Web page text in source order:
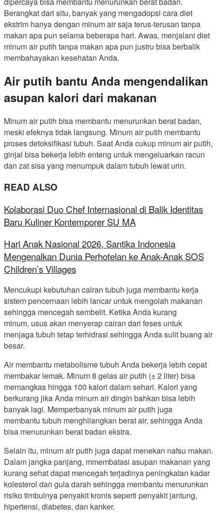
Berangkat dari situ, banyak yang mengadopsi cara diet
ekstrim hanya dengan minum air saja terus-terusan tanpa
makan apa pun selama beberapa hari. Awas, menjalani diet
minum air putih tanpa makan apa pun justru bisa berbalik
membahayakan kesehatan Anda.
Air putih bantu Anda mengendalikan
asupan kalori dari makanan
Minum air putih bisa membantu menurunkan berat badan,
meski efeknya tidak langsung. Minum air putih membantu
proses detoksifikasi tubuh. Saat Anda cukup minum air putih,
ginjal bisa bekerja lebih enteng untuk mengeluarkan racun
dan zat sisa yang menumpuk dalam tubuh lewat urin.
READ ALSO
Kolaborasi Duo Chef Internasional di Balik Identitas
Baru Kuliner Kontemporer SU MA
Hari Anak Nasional 2026, Santika Indonesia
Mengenalkan Dunia Perhotelan ke Anak-Anak SOS
Children’s Villages
Mencukupi kebutuhan cairan tubuh juga membantu kerja
sistem pencernaan lebih lancar untuk mengolah makanan
sehingga mencegah sembelit. Ketika Anda kurang
minum, usus akan menyerap cairan dari feses untuk
menjaga tubuh tetap terhidrasi sehingga Anda sulit buang air
besar.
Air membantu metabolisme tubuh Anda bekerja lebih cepat
membakar lemak. Minum 8 gelas air putih (± 2 liter) bisa
memangkas hingga 100 kalori dalam sehari. Kalori yang
berkurang jika Anda minum air dingin bahkan bisa lebih
banyak lagi. Memperbanyak minum air putih juga
membantu tubuh menghilangkan berat air, sehingga Anda
bisa menurunkan berat badan ekstra.
Selain itu, minum air putih juga dapat menekan nafsu makan.
Dalam jangka panjang, mmembatasi asupan makanan yang
kurang sehat dapat mencegah terjadinya peningkatan kadar
kolesterol dan gula darah sehingga membantu menurunkan
risiko timbulnya penyakit kronis seperti penyakit jantung,
hipertensi, diabetes, dan kanker.